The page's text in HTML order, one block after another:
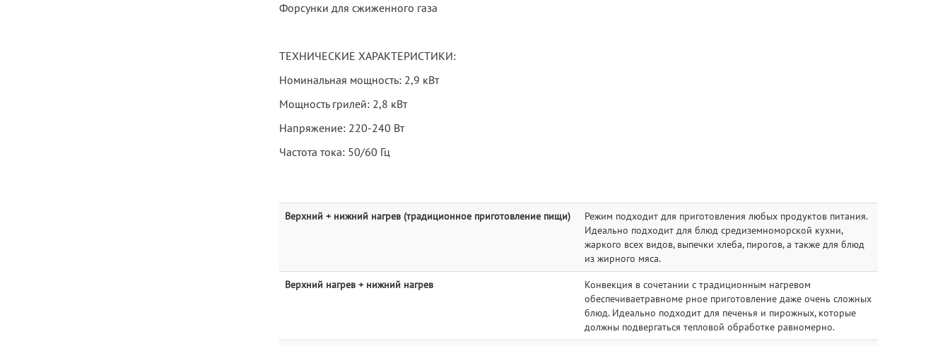
Форсунки для сжиженного газа
ТЕХНИЧЕСКИЕ ХАРАКТЕРИСТИКИ:
Номинальная мощность: 2,9 кВт
Мощность грилей: 2,8 кВт
Напряжение: 220-240 Вт
Частота тока: 50/60 Гц
Верхний + нижний нагрев (традиционное приготовление пищи)
Режим подходит для приготовления любых продуктов питания.
Идеально подходит для блюд средиземноморской кухни,
жаркого всех видов, выпечки хлеба, пирогов, а также для блюд
из жирного мяса.
Верхний нагрев + нижний нагрев
Конвекция в сочетании с традиционным нагревом
обеспечиваетравноме рное приготовление даже очень сложных
блюд. Идеально подходит для печенья и пирожных, которые
должны подвергаться тепловой обработке равномерно.